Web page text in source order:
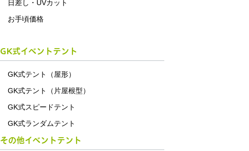
日差し・UVカット
お手頃価格
GK式イベントテント
GK式テント（屋形）
GK式テント（片屋根型）
GK式スピードテント
GK式ランダムテント
その他イベントテント